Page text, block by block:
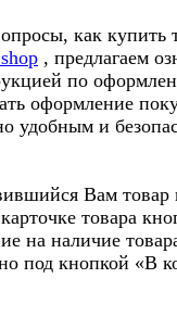
как купить
, предлагаем
по
оформление
удобным и
Вам товар
товара
на наличие
под кнопкой «В